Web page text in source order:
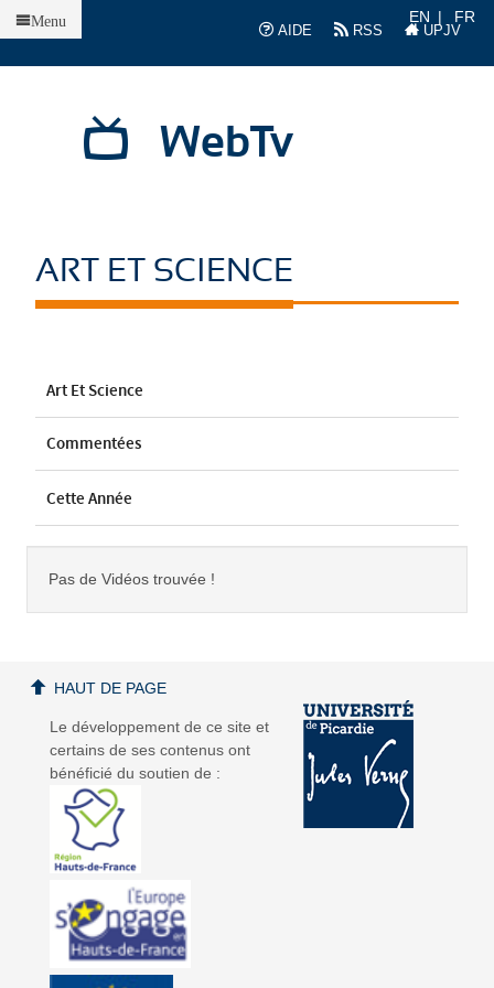
AIDE
RSS UPJV
EN FR
WebTv
Menu
ART ET SCIENCE
Art Et Science
Commentées
Cette Année
Pas de Vidéos trouvée !
Le développement de ce site et
certains de ses contenus ont
bénéficié du soutien de :
HAUT DE PAGE